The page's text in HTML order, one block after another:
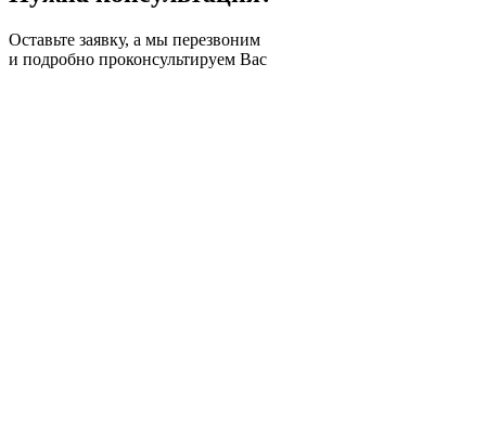
Оставьте заявку, а мы перезвоним
и подробно проконсультируем Вас